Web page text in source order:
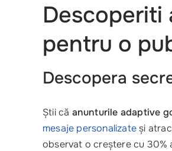
Descoperiti
pentru o
Descopera
Știi că anunturile adaptive
mesaje personalizateși
observat o creștere cu 30%